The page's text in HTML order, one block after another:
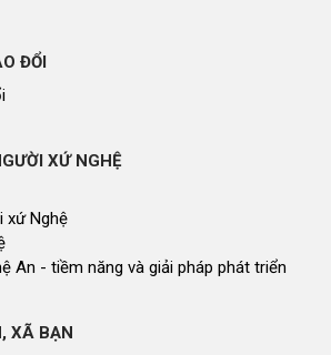
ĐỔI
XỨ NGHỆ
xứ Nghệ
An - tiềm năng và giải pháp phát triển
XÃ BẠN